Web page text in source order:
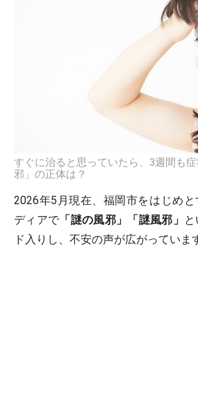
すぐに治ると思っていたら、3週間も
邪」の正体は？
2026年5月現在、福岡市をはじめと
ディアで 「謎の風邪」「謎風邪」
ド入りし、不安の声が広がっていま